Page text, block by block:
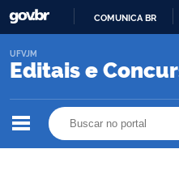
COMUNICA BR
Editais e
UFVJM